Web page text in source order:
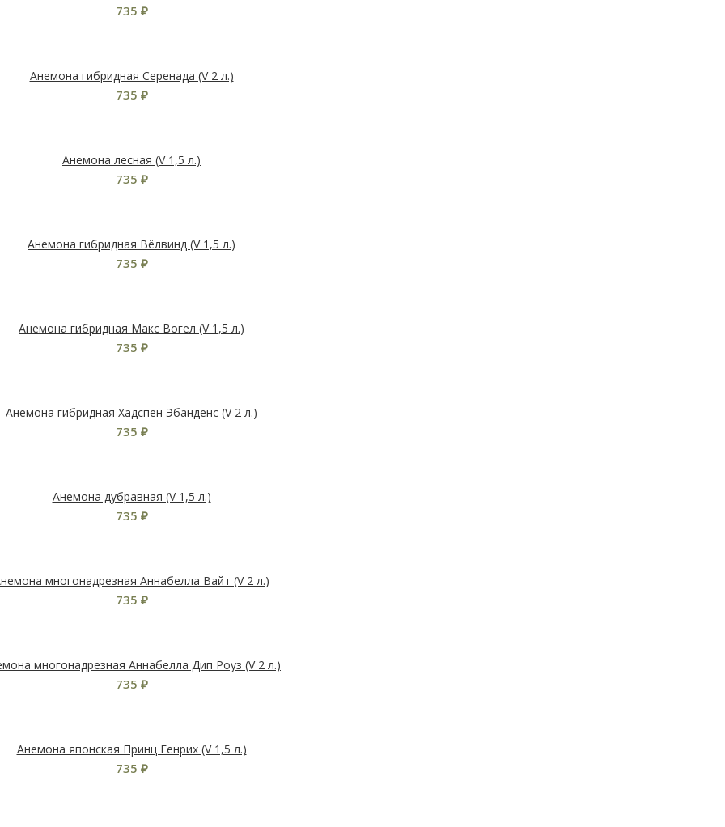
735 ₽
Анемона гибридная Серенада (V 2 л.)
735 ₽
Анемона лесная (V 1,5 л.)
735 ₽
Анемона гибридная Вёлвинд (V 1,5 л.)
735 ₽
Анемона гибридная Макс Вогел (V 1,5 л.)
735 ₽
Анемона гибридная Хадспен Эбанденс (V 2 л.)
735 ₽
Анемона дубравная (V 1,5 л.)
735 ₽
многонадрезная Аннабелла Вайт (V 2 л.)
735 ₽
многонадрезная Аннабелла Дип Роуз (V 2 л.)
735 ₽
Анемона японская Принц Генрих (V 1,5 л.)
735 ₽